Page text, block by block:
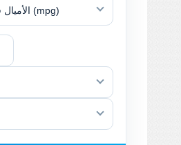
الأميال في الجالون (mpg)